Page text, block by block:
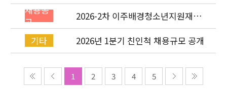
러, 몽)" 서류심사 합격자 발표
채용공
고
2026-2차 이주배경청소년지원재단
직원(기획운영실/사업운영부/개발
협력부) 채용공고 (~4/26)
기타 2026년 1분기 친인척 채용규모 공개
1 2 3 4 5